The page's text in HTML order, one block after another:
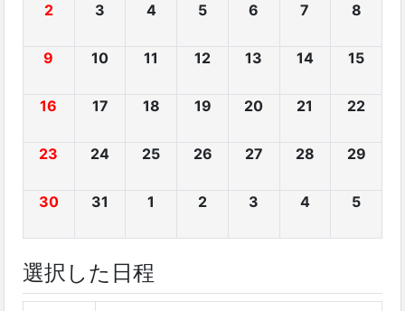
2 3 4 5 6 7 8
9 10 11 12 13 14 15
16 17 18 19 20 21 22
23 24 25 26 27 28 29
30 31 1 2 3 4 5
選択した日程